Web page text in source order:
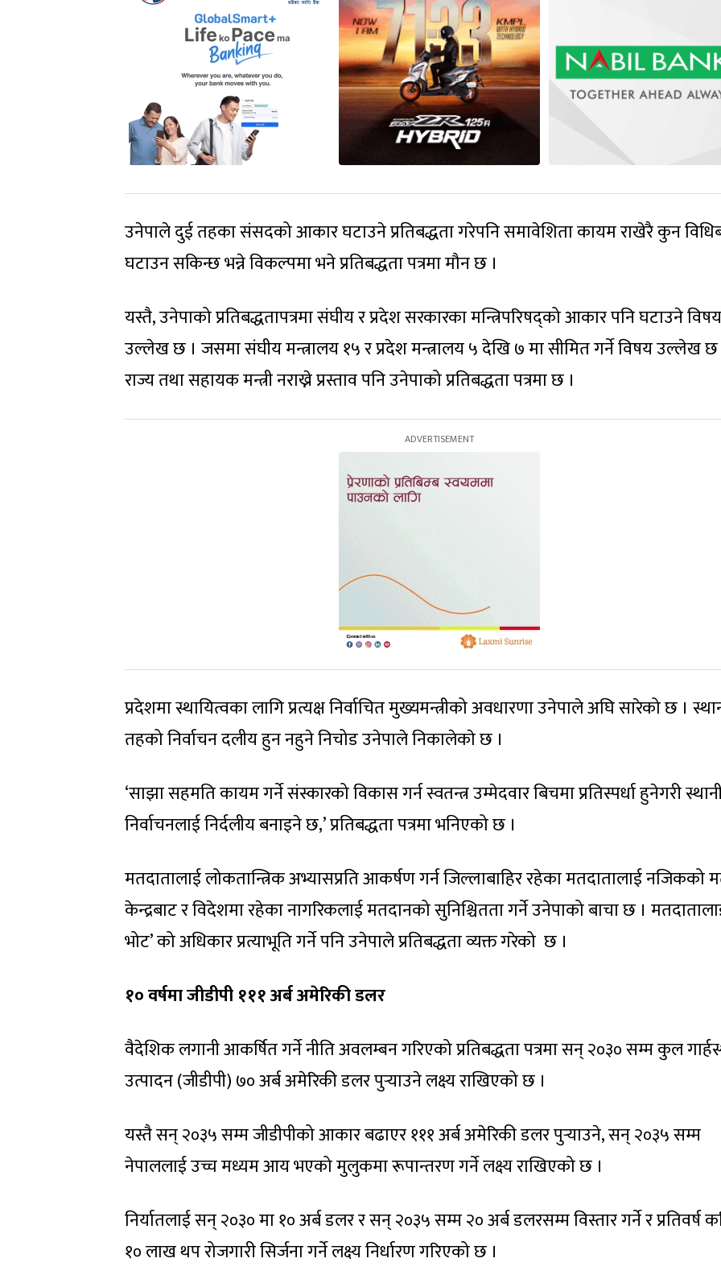
उनेपाले दुई तहका संसदको आकार घटाउने प्रतिबद्धता गरेपनि समावेशिता कायम राखेरै कुन
घटाउन सकिन्छ भन्ने विकल्पमा भने प्रतिबद्धता पत्रमा मौन छ ।
यस्तै, उनेपाको प्रतिबद्धतापत्रमा संघीय र प्रदेश सरकारका मन्त्रिपरिषद्को आकार पनि घटाउने विषय
उल्लेख छ । जसमा संघीय मन्त्रालय १५ र प्रदेश मन्त्रालय ५ देखि ७ मा सीमित गर्ने विषय उल्लेख
राज्य तथा सहायक मन्त्री नराख्ने प्रस्ताव पनि उनेपाको प्रतिबद्धता पत्रमा छ ।
प्रदेशमा स्थायित्वका लागि प्रत्यक्ष निर्वाचित मुख्यमन्त्रीको अवधारणा उनेपाले अघि सारेको छ ।
तहको निर्वाचन दलीय हुन नहुने निचोड उनेपाले निकालेकाे छ ।
‘साझा सहमति कायम गर्ने संस्कारको विकास गर्न स्वतन्त्र उम्मेदवार बिचमा प्रतिस्पर्धा हुनेगरी
निर्वाचनलाई निर्दलीय बनाइने छ,’ प्रतिबद्धता पत्रमा भनिएको छ ।
मतदातालाई लोकतान्त्रिक अभ्यासप्रति आकर्षण गर्न जिल्लाबाहिर रहेका मतदातालाई नजिकको
केन्द्रबाट र विदेशमा रहेका नागरिकलाई मतदानको सुनिश्चितता गर्ने उनेपाको बाचा छ ।
भोट’ को अधिकार प्रत्याभूति गर्ने पनि उनेपाले प्रतिबद्धता व्यक्त गरेको छ ।
१० वर्षमा जीडीपी १११ अर्ब अमेरिकी डलर
वैदेशिक लगानी आकर्षित गर्ने नीति अवलम्बन गरिएको प्रतिबद्धता पत्रमा सन् २०३० सम्म कुल
उत्पादन (जीडीपी) ७० अर्ब अमेरिकी डलर पुर्‍याउने लक्ष्य राखिएको छ ।
यस्तै सन् २०३५ सम्म जीडीपीको आकार बढाएर १११ अर्ब अमेरिकी डलर पुर्‍याउने, सन् २०३५ सम्म
नेपाललाई उच्च मध्यम आय भएको मुलुकमा रूपान्तरण गर्ने लक्ष्य राखिएको छ ।
निर्यातलाई सन् २०३० मा १० अर्ब डलर र सन् २०३५ सम्म २० अर्ब डलरसम्म विस्तार गर्ने र प्रतिवर्ष
१० लाख थप रोजगारी सिर्जना गर्ने लक्ष्य निर्धारण गरिएको छ ।